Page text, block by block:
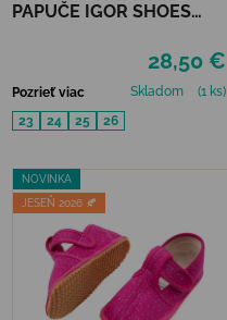
PAPUČE IGOR SHOES
28,50 €
Pozrieť viac Skladom
(1 ks)
23
24 25 26
NOVINKA
JESEŇ 2026 🍂